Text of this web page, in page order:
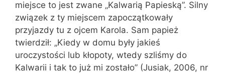
miejsce to jest zwane „Kalwarią Papieską”. Silny
związek z ty miejscem zapoczątkowały
przyjazdy tu z ojcem Karola. Sam papież
twierdził: „Kiedy w domu były jakieś
uroczystości lub kłopoty, wtedy szliśmy do
Kalwarii i tak to już mi zostało” (Jusiak, 2006, nr